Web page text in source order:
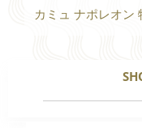
カミュ ナポレオ